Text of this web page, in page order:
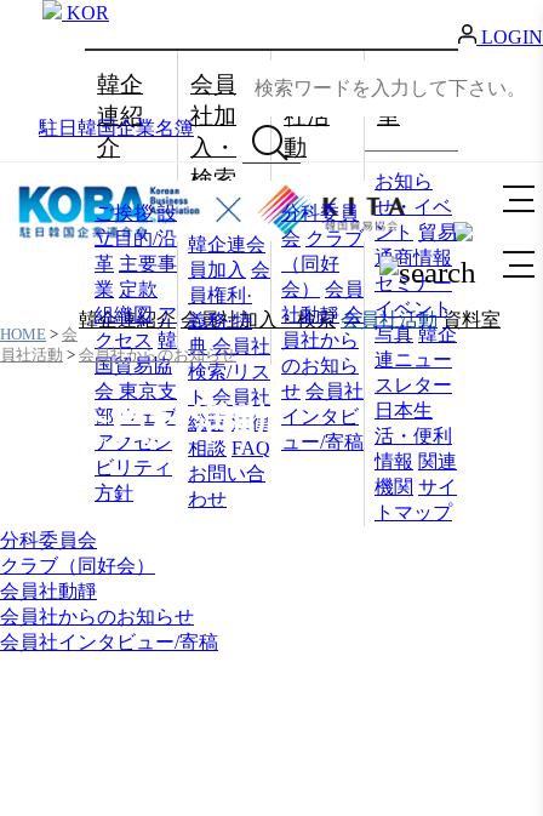
韓企
連紹
介
ご挨拶 設
立目的/沿
革 主要事
業 定款
組織図 ア
クセス 韓
国貿易協
会 東京支
部 ウェブ
アクセシ
ビリティ
方針
会員
社加
入・
検索
韓企連会
員加入 会
員権利·
義務·特
典 会員社
検索/リス
ト 会員社
総覧 法律
相談 FAQ
お問い合
わせ
会員
社活
動
分科委員
会 クラブ
（同好
会）
会員
社動靜 会
員社から
のお知ら
せ 会員社
インタビ
ュー/寄稿
資料
室
お知ら
せ・イベ
ント 貿易
通商情報
セミナー
イベント
写真 韓企
連ニュー
スレター
日本生
活・便利
情報 関連
機関 サイ
トマップ
駐日韓国企業名簿
KOR
LOGIN
韓企連紹介 会員社加入・検索 会員社活動 資料室
HOME > 会
員社活動 > 会員社からのお知らせ
会員社活動
分科委員会
クラブ（同好会）
会員社動靜
会員社からのお知らせ
会員社インタビュー/寄稿